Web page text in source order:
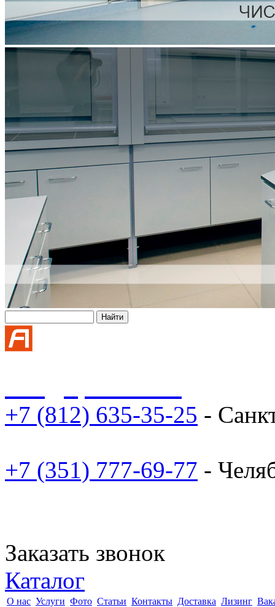
+7 (812) 635-35-25 -
+7 (351) 777-69-77 -
Заказать звонок
Каталог
О нас Услуги Фото Статьи Контакты Доставка Лизинг